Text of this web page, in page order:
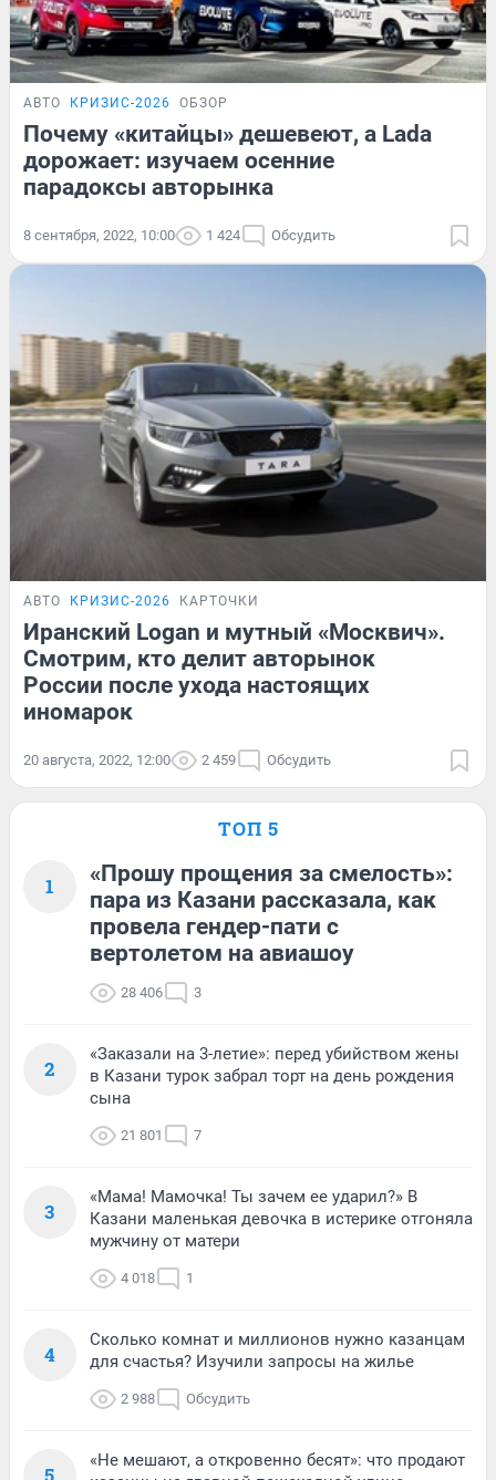
АВТО КРИЗИС-2026 ОБЗОР
Почему «китайцы» дешевеют, а Lada
дорожает: изучаем осенние
парадоксы авторынка
8 сентября, 2022, 10:00 1 424 Обсудить
АВТО КРИЗИС-2026 КАРТОЧКИ
Иранский Logan и мутный «Москвич».
Смотрим, кто делит авторынок
России после ухода настоящих
иномарок
20 августа, 2022, 12:00 2 459 Обсудить
ТОП 5
1
«Прошу прощения за смелость»:
пара из Казани рассказала, как
провела гендер-пати с
вертолетом на авиашоу
28 406 3
2
«Заказали на 3-летие»: перед убийством жены
в Казани турок забрал торт на день рождения
сына
21 801 7
3
«Мама! Мамочка! Ты зачем ее ударил?» В
Казани маленькая девочка в истерике отгоняла
мужчину от матери
4 018 1
4
Сколько комнат и миллионов нужно казанцам
для счастья? Изучили запросы на жилье
2 988 Обсудить
«Не мешают, а откровенно бесят»: что продают